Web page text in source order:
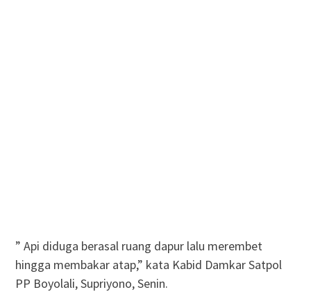
” Api diduga berasal ruang dapur lalu merembet
hingga membakar atap,” kata Kabid Damkar Satpol
PP Boyolali, Supriyono, Senin.